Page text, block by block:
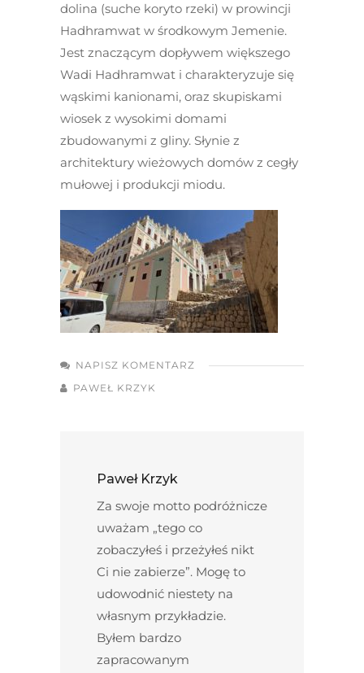
dolina (suche koryto rzeki) w prowincji
Hadhramwat w środkowym Jemenie.
Jest znaczącym dopływem większego
Wadi Hadhramwat i charakteryzuje się
wąskimi kanionami, oraz skupiskami
wiosek z wysokimi domami
zbudowanymi z gliny. Słynie z
architektury wieżowych domów z cegły
mułowej i produkcji miodu.
NAPISZ KOMENTARZ
PAWEŁ KRZYK
Paweł Krzyk
Za swoje motto podróżnicze
uważam „tego co
zobaczyłeś i przeżyłeś nikt
Ci nie zabierze”. Mogę to
udowodnić niestety na
własnym przykładzie.
Byłem bardzo
zapracowanym